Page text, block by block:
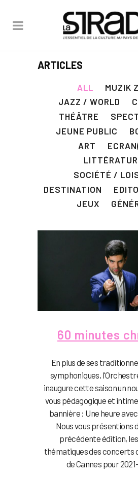
ARTICLES
ALL
MUZIK
JAZZ / WORLD
THÉÂTRE
JEUNE PUBLIC
ART
SOCIÉTÉ /
DESTINATION
EDITO
JEUX
60 minutes
En plus de ses
symphoniques,
inaugure cette saison un
vous pédagogique et
bannière : Une heure
Nous vous présentions
précédente édition,
thématiques des concerts
de Cannes pour